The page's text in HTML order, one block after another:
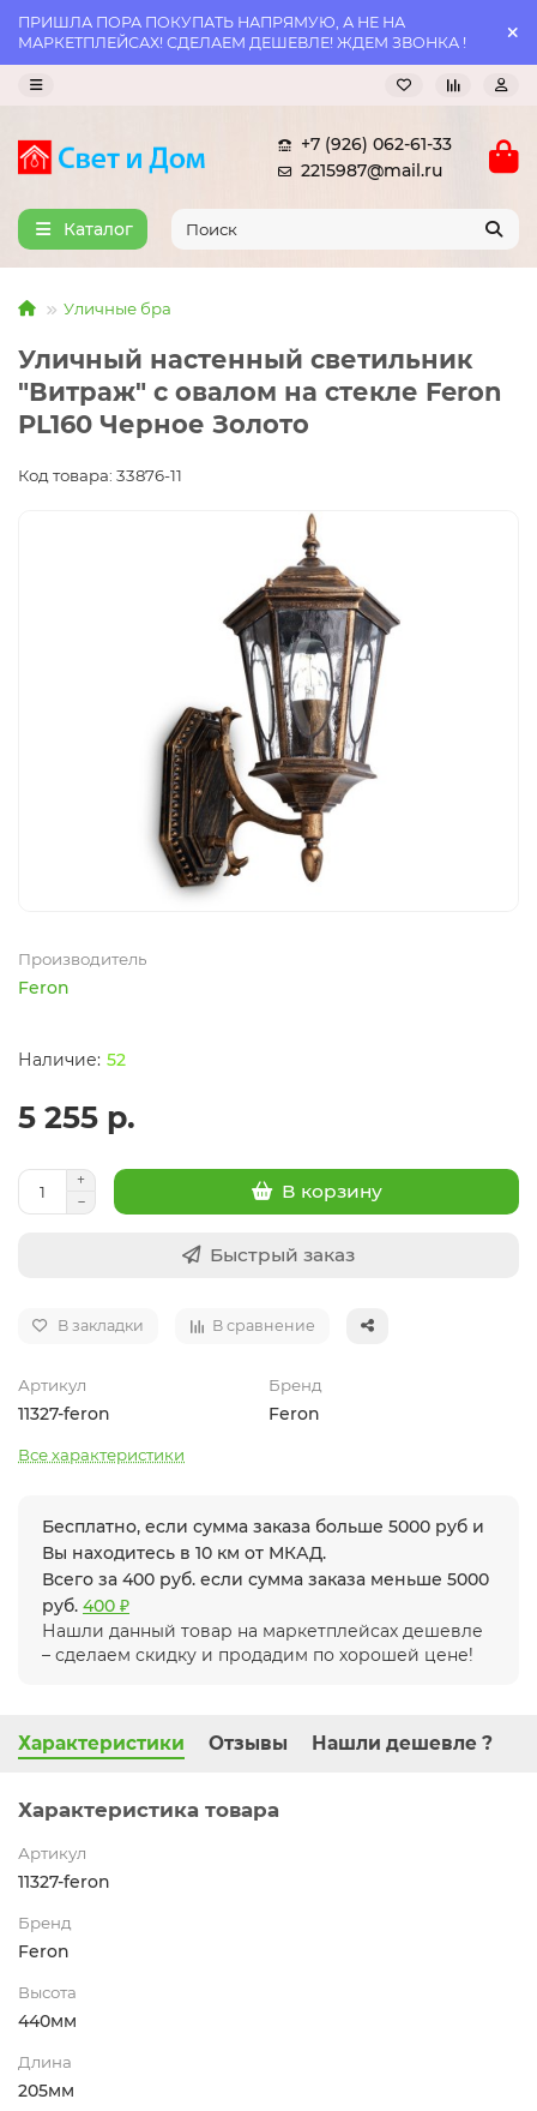
ПРИШЛА ПОРА ПОКУПАТЬ НАПРЯМУЮ, А НЕ НА
МАРКЕТПЛЕЙСАХ! СДЕЛАЕМ ДЕШЕВЛЕ! ЖДЕМ ЗВОНКА !
+7 (926) 062-61-33
2215987@mail.ru
Каталог
Уличные бра
Уличный настенный светильник
"Витраж" с овалом на стекле Feron
PL160 Черное Золото
Код товара: 33876-11
Производитель
Feron
52
5 255 р.
В корзину
Быстрый заказ
В закладки В сравнение
Артикул
11327-feron
Бренд
Feron
Все характеристики
Бесплатно, если сумма заказа больше 5000 руб и
Вы находитесь в 10 км от МКАД.
Всего за 400 руб. если сумма заказа меньше 5000
руб. 400 ₽
Нашли данный товар на маркетплейсах дешевле
– сделаем скидку и продадим по хорошей цене!
Характеристики Отзывы Нашли дешевле ?
Характеристика товара
Артикул
11327-feron
Бренд
Feron
Высота
440мм
Длина
205мм